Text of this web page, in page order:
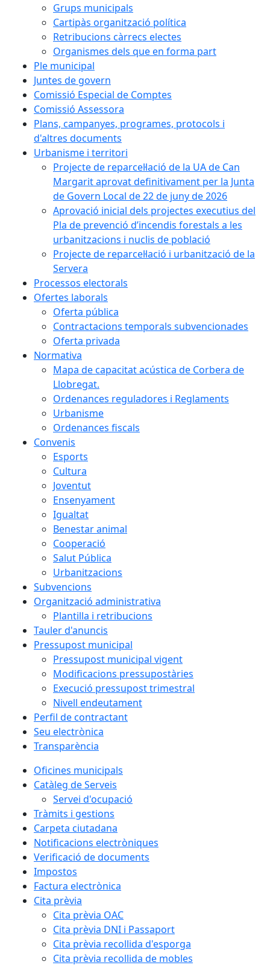
Grups municipals
Cartipàs organització política
Retribucions càrrecs electes
Organismes dels que en forma part
Ple municipal
Juntes de govern
Comissió Especial de Comptes
Comissió Assessora
Plans, campanyes, programes, protocols i
d'altres documents
Urbanisme i territori
Projecte de reparcel·lació de la UA de Can
Margarit aprovat definitivament per la Junta
de Govern Local de 22 de juny de 2026
Aprovació inicial dels projectes executius del
Pla de prevenció d’incendis forestals a les
urbanitzacions i nuclis de població
Projecte de reparcel·lació i urbanització de la
Servera
Processos electorals
Ofertes laborals
Oferta pública
Contractacions temporals subvencionades
Oferta privada
Normativa
Mapa de capacitat acústica de Corbera de
Llobregat.
Ordenances reguladores i Reglaments
Urbanisme
Ordenances fiscals
Convenis
Esports
Cultura
Joventut
Ensenyament
Igualtat
Benestar animal
Cooperació
Salut Pública
Urbanitzacions
Subvencions
Organització administrativa
Plantilla i retribucions
Tauler d'anuncis
Pressupost municipal
Pressupost municipal vigent
Modificacions pressupostàries
Execució pressupost trimestral
Nivell endeutament
Perfil de contractant
Seu electrònica
Transparència
Oficines municipals
Catàleg de Serveis
Servei d'ocupació
Tràmits i gestions
Carpeta ciutadana
Notificacions electròniques
Verificació de documents
Impostos
Factura electrònica
Cita prèvia
Cita prèvia OAC
Cita prèvia DNI i Passaport
Cita prèvia recollida d'esporga
Cita prèvia recollida de mobles